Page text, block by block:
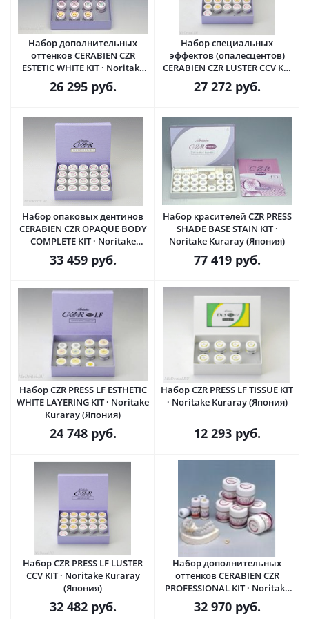
Набор дополнительных
оттенков CERABIEN CZR
ESTETIC WHITE KIT · Noritake
Kuraray (Япония)
26 295руб.
Набор специальных
эффектов (опалесцентов)
CERABIEN CZR LUSTER CCV KIT
· Noritake Kuraray (Япония)
27 272руб.
Набор опаковых дентинов
CERABIEN CZR OPAQUE BODY
COMPLETE KIT · Noritake
Kuraray (Япония)
33 459руб.
Набор красителей CZR PRESS
SHADE BASE STAIN KIT ·
Noritake Kuraray (Япония)
77 419руб.
Набор CZR PRESS LF ESTHETIC
WHITE LAYERING KIT · Noritake
Kuraray (Япония)
24 748руб.
Набор CZR PRESS LF TISSUE KIT
· Noritake Kuraray (Япония)
12 293руб.
Набор CZR PRESS LF LUSTER
CCV KIT · Noritake Kuraray
(Япония)
32 482руб.
Набор дополнительных
оттенков CERABIEN CZR
PROFESSIONAL KIT · Noritake
Kuraray (Япония)
32 970руб.